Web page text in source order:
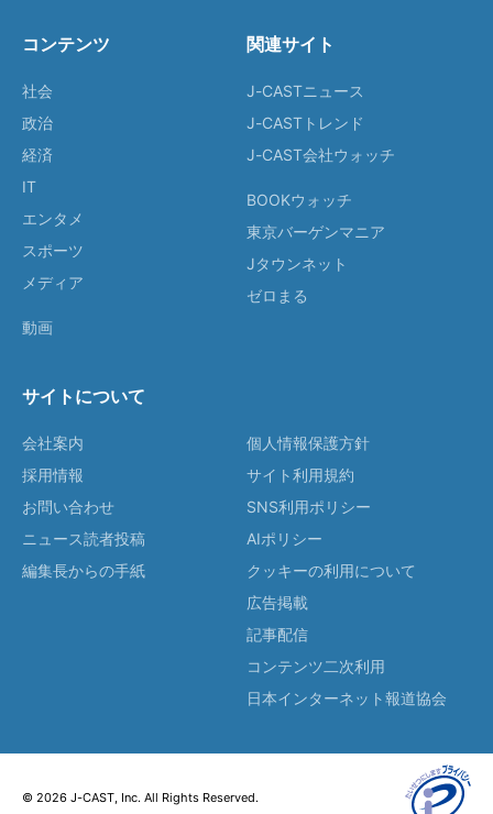
コンテンツ
社会
政治
経済
IT
エンタメ
スポーツ
メディア
動画
関連サイト
J-CASTニュース
J-CASTトレンド
J-CAST会社ウォッチ
BOOKウォッチ
東京バーゲンマニア
Jタウンネット
ゼロまる
サイトについて
会社案内
採用情報
お問い合わせ
ニュース読者投稿
編集長からの手紙
個人情報保護方針
サイト利用規約
SNS利用ポリシー
AIポリシー
クッキーの利用について
広告掲載
記事配信
コンテンツ二次利用
日本インターネット報道協会
© 2026 J-CAST, Inc. All Rights Reserved.